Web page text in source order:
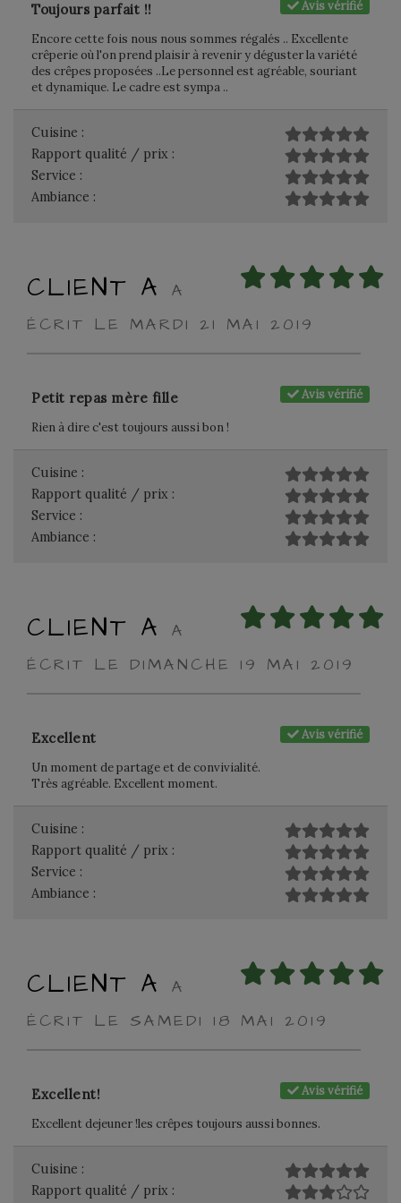
Avis vérifié
Toujours parfait !!
Encore cette fois nous nous sommes régalés .. Excellente
crêperie où l'on prend plaisir à revenir y déguster la variété
des crêpes proposées ..Le personnel est agréable, souriant
et dynamique. Le cadre est sympa ..
Cuisine :
Rapport qualité / prix :
Service :
Ambiance :
CLIENT A
A
ÉCRIT LE MARDI 21 MAI 2019
Avis vérifié
Petit repas mère fille
Rien à dire c'est toujours aussi bon !
Cuisine :
Rapport qualité / prix :
Service :
Ambiance :
CLIENT A
A
ÉCRIT LE DIMANCHE 19 MAI 2019
Avis vérifié
Excellent
Un moment de partage et de convivialité.
Très agréable. Excellent moment.
Cuisine :
Rapport qualité / prix :
Service :
Ambiance :
CLIENT A
A
ÉCRIT LE SAMEDI 18 MAI 2019
Avis vérifié
Excellent!
Excellent dejeuner !les crêpes toujours aussi bonnes.
Cuisine :
Rapport qualité / prix :